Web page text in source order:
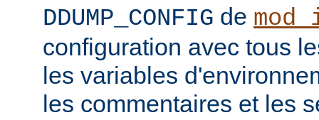
DDUMP_CONFIG de
configuration avec tous
les variables
les commentaires et les